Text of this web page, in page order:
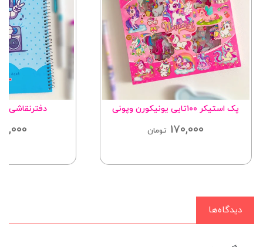
پک استیکر ۱۰۰تایی یونیکورن وپونی
170,000 تومان
دفترنقاشی ۵۰ برگ پایاپاب
دیدگاه‌ها